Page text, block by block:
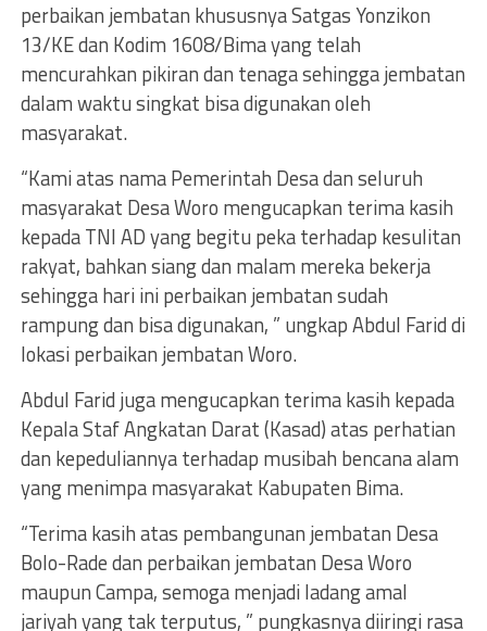
perbaikan jembatan khususnya Satgas Yonzikon
13/KE dan Kodim 1608/Bima yang telah
mencurahkan pikiran dan tenaga sehingga jembatan
dalam waktu singkat bisa digunakan oleh
masyarakat.
“Kami atas nama Pemerintah Desa dan seluruh
masyarakat Desa Woro mengucapkan terima kasih
kepada TNI AD yang begitu peka terhadap kesulitan
rakyat, bahkan siang dan malam mereka bekerja
sehingga hari ini perbaikan jembatan sudah
rampung dan bisa digunakan, ” ungkap Abdul Farid di
lokasi perbaikan jembatan Woro.
Abdul Farid juga mengucapkan terima kasih kepada
Kepala Staf Angkatan Darat (Kasad) atas perhatian
dan kepeduliannya terhadap musibah bencana alam
yang menimpa masyarakat Kabupaten Bima.
“Terima kasih atas pembangunan jembatan Desa
Bolo-Rade dan perbaikan jembatan Desa Woro
maupun Campa, semoga menjadi ladang amal
jariyah yang tak terputus, ” pungkasnya diiringi rasa